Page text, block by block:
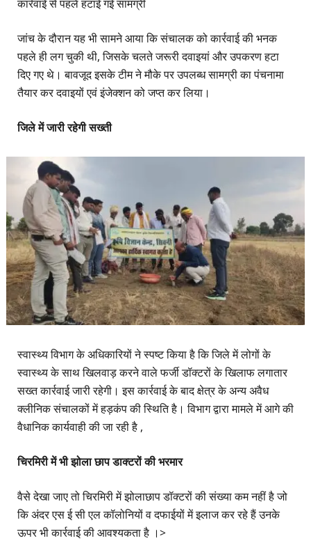
कार्रवाई से पहले हटाई गई सामग्री
जांच के दौरान यह भी सामने आया कि संचालक को कार्रवाई की भनक
पहले ही लग चुकी थी, जिसके चलते जरूरी दवाइयां और उपकरण हटा
दिए गए थे। बावजूद इसके टीम ने मौके पर उपलब्ध सामग्री का पंचनामा
तैयार कर दवाइयों एवं इंजेक्शन को जप्त कर लिया।
जिले में जारी रहेगी सख्ती
स्वास्थ्य विभाग के अधिकारियों ने स्पष्ट किया है कि जिले में लोगों के
स्वास्थ्य के साथ खिलवाड़ करने वाले फर्जी डॉक्टरों के खिलाफ लगातार
सख्त कार्रवाई जारी रहेगी। इस कार्रवाई के बाद क्षेत्र के अन्य अवैध
क्लीनिक संचालकों में हड़कंप की स्थिति है। विभाग द्वारा मामले में आगे की
वैधानिक कार्यवाही की जा रही है ,
चिरमिरी में भी झोला छाप डाक्टरों की भरमार
वैसे देखा जाए तो चिरमिरी में झोलाछाप डॉक्टरों की संख्या कम नहीं है जो
कि अंदर एस ई सी एल कॉलोनियों व दफाईयों में इलाज कर रहे हैं उनके
ऊपर भी कार्रवाई की आवश्यकता है ।>